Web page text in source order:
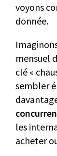
voyons
donnée.
mensuel
clé «
sembler
les
acheter